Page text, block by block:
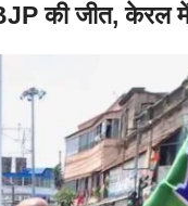
की जीत, केरल